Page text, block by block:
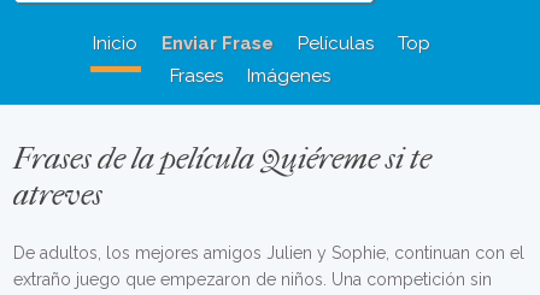
Inicio Enviar Frase Películas
Top
Frases
Imágenes
Frases de la película Quiéreme si te
atreves
De adultos, los mejores amigos Julien y Sophie, continuan con el
extraño juego que empezaron de niños. Una competición sin